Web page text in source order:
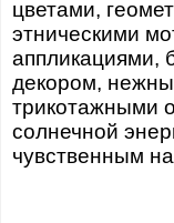
цветами,
этническими
аппликациями,
декором,
трикотажными
солнечной
чувственным